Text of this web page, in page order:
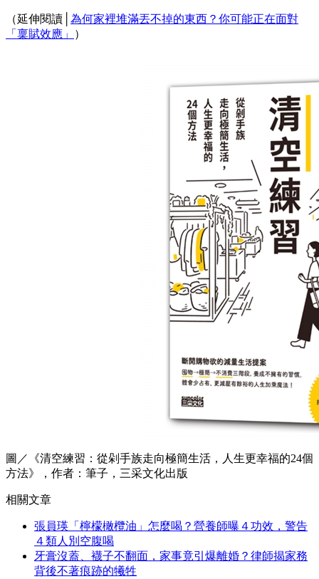
（延伸閱讀│ 為何家裡堆滿丟不掉的東西？你可能正在面對
「稟賦效應」
）
圖／《清空練習：從剁手族走向極簡生活，人生更幸福的24個
方法》，作者：筆子，三采文化出版
相關文章
張員瑛「檸檬橄欖油」怎麼喝？營養師曝４功效，警告
４類人別空腹喝
牙膏沒蓋、襪子不翻面，家事竟引爆離婚？律師揭家務
背後不著痕跡的犧牲